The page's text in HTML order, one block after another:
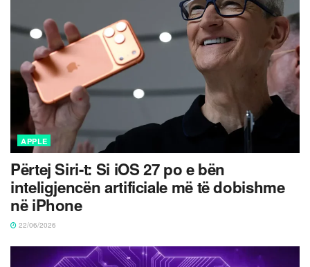
APPLE
Përtej Siri-t: Si iOS 27 po e bën
inteligjencën artificiale më të dobishme
në iPhone
22/06/2026